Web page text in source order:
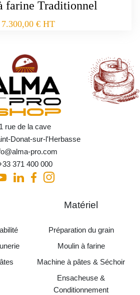
farine Traditionnel
7.300,00 € HT
1 rue de la cave
Donat-sur-l'Herbasse
pro.com
371 400 000
Matériel
Préparation du grain
Moulin à farine
Machine à pâtes & Séchoir
Ensacheuse &
Conditionnement